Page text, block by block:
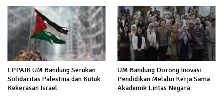
LPPAIK UM Bandung Serukan
Solidaritas Palestina dan Kutuk
Kekerasan Israel
UM Bandung Dorong Inovasi
Pendidikan Melalui Kerja Sama
Akademik Lintas Negara